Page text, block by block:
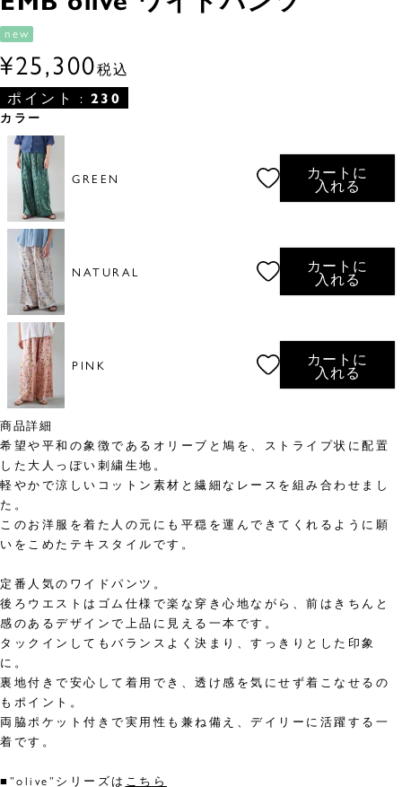
new
¥25,300税込
ポイント : 230
カラー
GREEN
カートに
入れる
NATURAL
カートに
入れる
PINK
カートに
入れる
商品詳細
希望や平和の象徴であるオリーブと鳩を、ストライプ状に配置
した大人っぽい刺繍生地。
軽やかで涼しいコットン素材と繊細なレースを組み合わせまし
た。
このお洋服を着た人の元にも平穏を運んできてくれるように願
いをこめたテキスタイルです。
定番人気のワイドパンツ。
後ろウエストはゴム仕様で楽な穿き心地ながら、前はきちんと
感のあるデザインで上品に見える一本です。
タックインしてもバランスよく決まり、すっきりとした印象
に。
裏地付きで安心して着用でき、透け感を気にせず着こなせるの
もポイント。
両脇ポケット付きで実用性も兼ね備え、デイリーに活躍する一
着です。
■”olive”シリーズは こちら